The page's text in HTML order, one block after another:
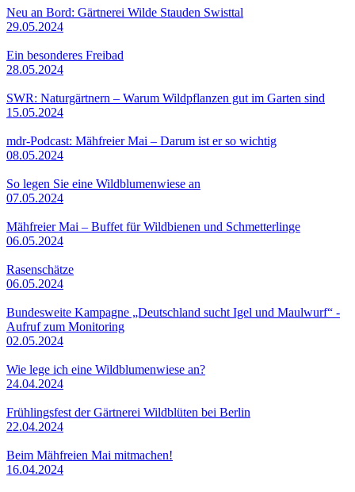
Neu an Bord: Gärtnerei Wilde Stauden Swisttal
29.05.2024
Ein besonderes Freibad
28.05.2024
SWR: Naturgärtnern – Warum Wildpflanzen gut im Garten sind
15.05.2024
mdr-Podcast: Mähfreier Mai – Darum ist er so wichtig
08.05.2024
So legen Sie eine Wildblumenwiese an
07.05.2024
Mähfreier Mai – Buffet für Wildbienen und Schmetterlinge
06.05.2024
Rasenschätze
06.05.2024
Bundesweite Kampagne „Deutschland sucht Igel und Maulwurf“ -
Aufruf zum Monitoring
02.05.2024
Wie lege ich eine Wildblumenwiese an?
24.04.2024
Frühlingsfest der Gärtnerei Wildblüten bei Berlin
22.04.2024
Beim Mähfreien Mai mitmachen!
16.04.2024